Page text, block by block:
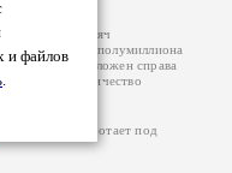
и файлов
.
100 тысяч
более полумиллиона
расположен справа
цифры: количество
Портал работает под